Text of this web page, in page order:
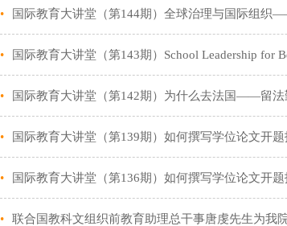
• 国际教育大讲堂（第144期）全球治理与国际组织
• 国际教育大讲堂（第143期）School Leadership for
• 国际教育大讲堂（第142期）为什么去法国——留法
• 国际教育大讲堂（第139期）如何撰写学位论文开题
• 国际教育大讲堂（第136期）如何撰写学位论文开题
• 联合国教科文组织前教育助理总干事唐虔先生为我